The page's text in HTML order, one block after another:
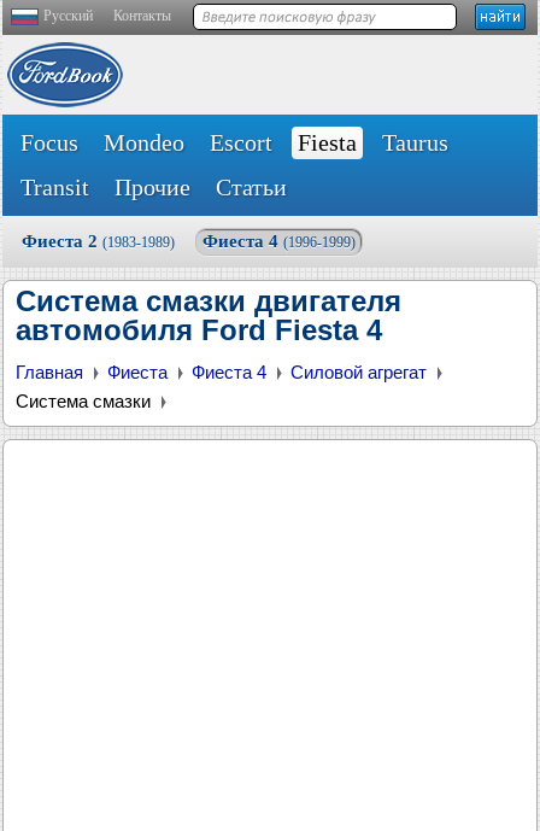
Русский Контакты
Focus Mondeo Escort Fiesta
Taurus
Transit
Прочие Статьи
Фиеста 2 (1983-1989) Фиеста 4 (1996-1999)
Система смазки двигателя
автомобиля Ford Fiesta 4
Главная Фиеста Фиеста 4
Силовой агрегат
Система смазки